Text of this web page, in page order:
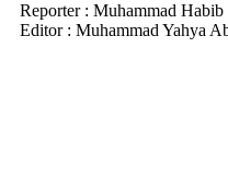
Reporter : Muhammad
Editor : Muhammad Yahya